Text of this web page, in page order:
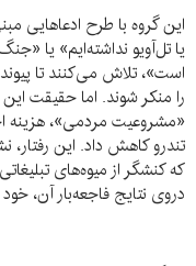
این گروه با طرح ادعاهایی
یا تل‌آویو نداشته‌ایم» یا
است»، تلاش می‌کنند تا
را منکر شوند. اما حقیقت
«مشروعیت مردمی»، هزینه
تندرو کاهش داد. این
که کنشگر از میوه‌های
دروی نتایج فاجعه‌بار آن،